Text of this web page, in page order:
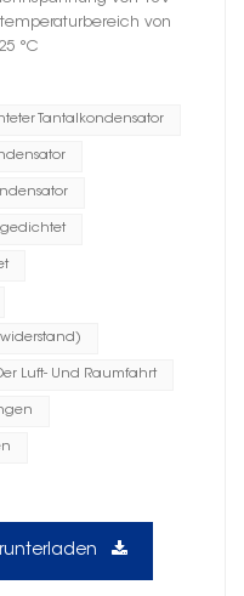
von
°C
Tantalkondensator
Luft- Und Raumfahrt